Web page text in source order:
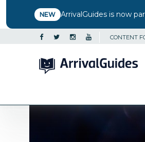
NEW ArrivalGuides is now
CONTENT